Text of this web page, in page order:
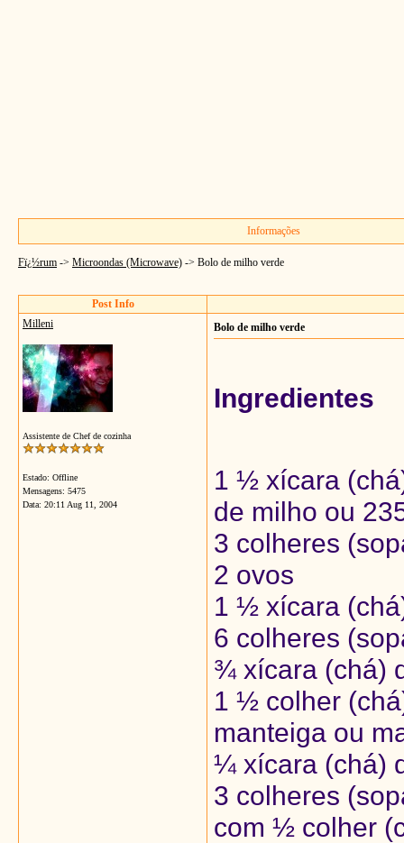
Informações
Fï¿½rum -> Microondas (Microwave) -> Bolo de milho verde
Post Info
Milleni
Assistente de Chef de cozinha
Estado: Offline
Mensagens: 5475
Data: 20:11 Aug 11, 2004
Bolo de milho verde
Ingredientes
1 ½ xícara
de milho ou
3 colheres
2 ovos
1 ½ xícara
6 colheres
¾ xícara (chá)
1 ½ colher
manteiga ou
¼ xícara (chá)
3 colheres
com ½ colher